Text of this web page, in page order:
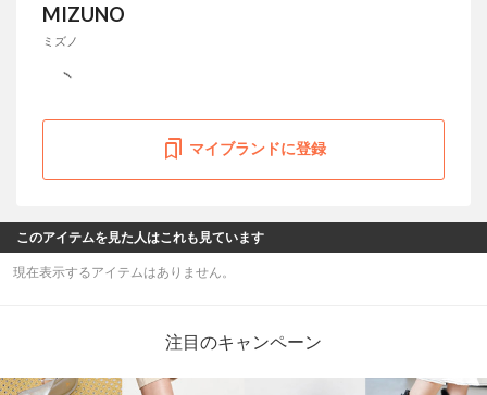
MIZUNO
ミズノ
マイブランドに登録
このアイテムを見た人はこれも見ています
現在表示するアイテムはありません。
注目のキャンペーン